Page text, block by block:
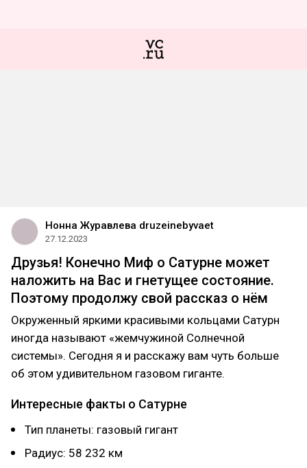
Нонна Журавлева druzeinebyvaet
27.12.2023
Друзья! Конечно Миф о Сатурне может
наложить на Вас и гнетущее состояние.
Поэтому продолжу свой рассказ о нём
Окруженный яркими красивыми кольцами Сатурн
иногда называют «жемчужиной Солнечной
системы». Сегодня я и расскажу вам чуть больше
об этом удивительном газовом гиганте.
Интересные факты о Сатурне
Тип планеты: газовый гигант
Радиус: 58 232 км